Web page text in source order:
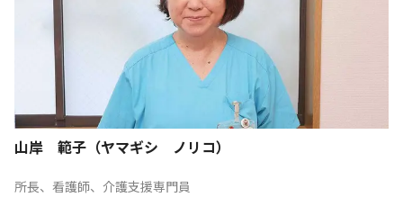
山岸 範子（ヤマギシ ノリコ）
所長、看護師、介護支援専門員